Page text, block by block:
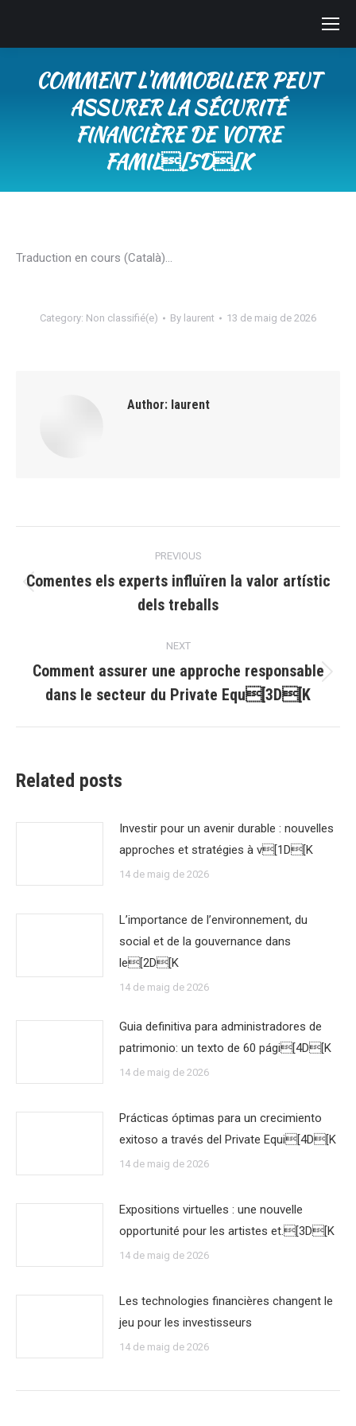
COMMENT L’IMMOBILIER PEUT
ASSURER LA SÉCURITÉ
FINANCIÈRE DE VOTRE
FAMIL[5D[K
Traduction en cours (Català)…
Category: Non classifié(e) By laurent 13 de maig de 2026
Author: laurent
navigation
PREVIOUS
post:
Comentes els experts influïren la valor artístic
dels treballs
NEXT
Next
post:
Comment assurer une approche responsable
dans le secteur du Private Equ[3D[K
Related posts
Investir pour un avenir durable : nouvelles
approches et stratégies à v[1D[K
14 de maig de 2026
L’importance de l’environnement, du
social et de la gouvernance dans
le[2D[K
14 de maig de 2026
Guia definitiva para administradores de
patrimonio: un texto de 60 pági[4D[K
14 de maig de 2026
Prácticas óptimas para un crecimiento
exitoso a través del Private Equi[4D[K
14 de maig de 2026
Expositions virtuelles : une nouvelle
opportunité pour les artistes et.[3D[K
14 de maig de 2026
Les technologies financières changent le
jeu pour les investisseurs
14 de maig de 2026